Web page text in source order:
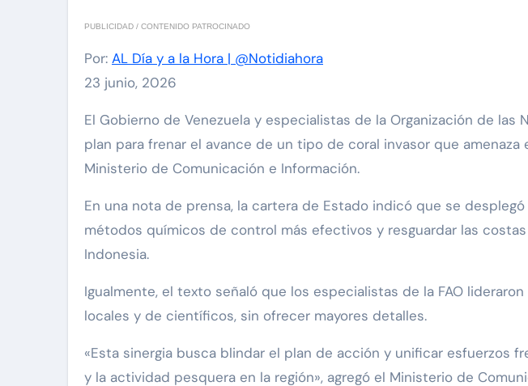
PUBLICIDAD / CONTENIDO PATROCINADO
Por: AL Día y a la Hora | @Notidiahora
23 junio, 2026
El Gobierno de Venezuela y especialistas de la Organización de las Naciones Unidas para la Alimentación y la Agricultura (FAO) activaron un
plan para frenar el avance de un tipo de coral invasor que
Ministerio de Comunicación e Información.
En una nota de prensa, la cartera de Estado indicó que se
métodos químicos de control más efectivos y resguardar las
Indonesia.
Igualmente, el texto señaló que los especialistas de la FAO
locales y de científicos, sin ofrecer mayores detalles.
«Esta sinergia busca blindar el plan de acción y unificar esfuerzos
y la actividad pesquera en la región», agregó el Ministerio de